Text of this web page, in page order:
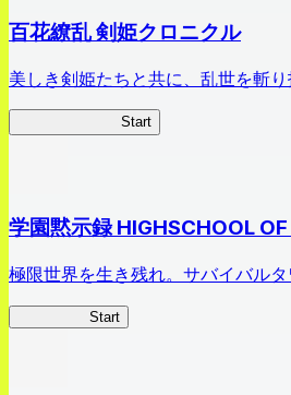
百花繚乱 剣姫クロニクル
美しき剣姫たちと共に、乱世を斬
Start
学園黙示録 HIGHSCHOOL
極限世界を生き残れ。サバイバル
Start